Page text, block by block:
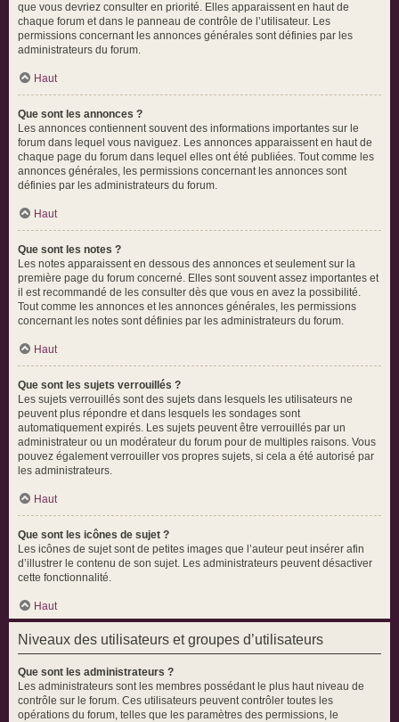
que vous devriez consulter en priorité. Elles apparaissent en haut de
chaque forum et dans le panneau de contrôle de l’utilisateur. Les
permissions concernant les annonces générales sont définies par les
administrateurs du forum.
Haut
Que sont les annonces ?
Les annonces contiennent souvent des informations importantes sur le
forum dans lequel vous naviguez. Les annonces apparaissent en haut de
chaque page du forum dans lequel elles ont été publiées. Tout comme les
annonces générales, les permissions concernant les annonces sont
définies par les administrateurs du forum.
Haut
Que sont les notes ?
Les notes apparaissent en dessous des annonces et seulement sur la
première page du forum concerné. Elles sont souvent assez importantes et
il est recommandé de les consulter dès que vous en avez la possibilité.
Tout comme les annonces et les annonces générales, les permissions
concernant les notes sont définies par les administrateurs du forum.
Haut
Que sont les sujets verrouillés ?
Les sujets verrouillés sont des sujets dans lesquels les utilisateurs ne
peuvent plus répondre et dans lesquels les sondages sont
automatiquement expirés. Les sujets peuvent être verrouillés par un
administrateur ou un modérateur du forum pour de multiples raisons. Vous
pouvez également verrouiller vos propres sujets, si cela a été autorisé par
les administrateurs.
Haut
Que sont les icônes de sujet ?
Les icônes de sujet sont de petites images que l’auteur peut insérer afin
d’illustrer le contenu de son sujet. Les administrateurs peuvent désactiver
cette fonctionnalité.
Haut
Niveaux des utilisateurs et groupes d’utilisateurs
Que sont les administrateurs ?
Les administrateurs sont les membres possédant le plus haut niveau de
contrôle sur le forum. Ces utilisateurs peuvent contrôler toutes les
opérations du forum, telles que les paramètres des permissions, le